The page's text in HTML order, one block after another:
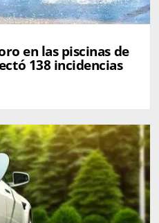
en las piscinas de
138 incidencias